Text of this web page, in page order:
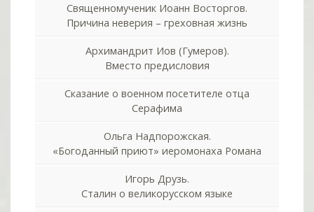
Священномученик Иоанн Восторгов.
Причина неверия – греховная жизнь
Архимандрит Иов (Гумеров).
Вместо предисловия
Сказание о военном посетителе отца
Серафима
Ольга Надпорожская.
«Богоданный приют» иеромонаха Романа
Игорь Друзь.
Сталин о великорусском языке